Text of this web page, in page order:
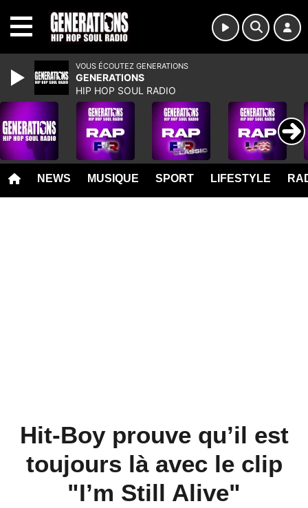
NEWS MUSIQUE SPORT LIFESTYLE
Hit-Boy prouve qu’il est
toujours là avec le clip
"I’m Still Alive"
VOUS ÉCOUTEZ GENERATIONS
GENERATIONS
HIP HOP SOUL RADIO